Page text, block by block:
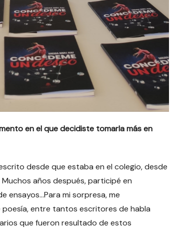
en el que decidiste tomarla más en
desde que estaba en el colegio, desde
años después, participé en
ensayos…Para mi sorpresa, me
entre tantos escritores de habla
que fueron resultado de estos